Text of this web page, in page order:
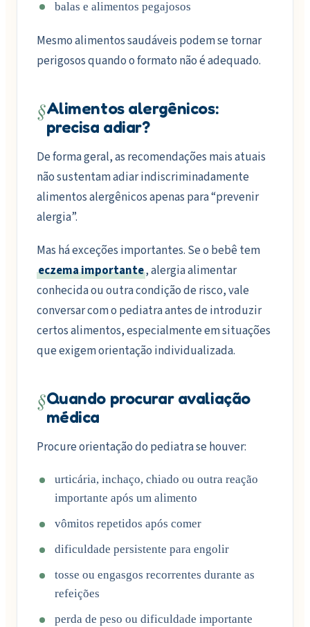
balas e alimentos pegajosos
Mesmo alimentos saudáveis podem se tornar
perigosos quando o formato não é adequado.
§Alimentos alergênicos:
precisa adiar?
De forma geral, as recomendações mais atuais
não sustentam adiar indiscriminadamente
alimentos alergênicos apenas para “prevenir
alergia”.
Mas há exceções importantes. Se o bebê tem
eczema importante, alergia alimentar
conhecida ou outra condição de risco, vale
conversar com o pediatra antes de introduzir
certos alimentos, especialmente em situações
que exigem orientação individualizada.
§Quando procurar avaliação
médica
Procure orientação do pediatra se houver:
urticária, inchaço, chiado ou outra reação
importante após um alimento
vômitos repetidos após comer
dificuldade persistente para engolir
tosse ou engasgos recorrentes durante as
refeições
perda de peso ou dificuldade importante